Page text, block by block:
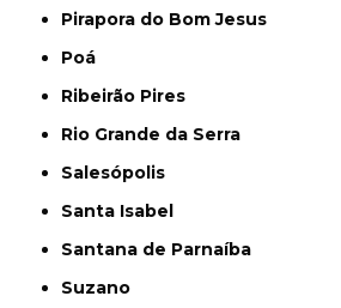
Pirapora do Bom Jesus
Poá
Ribeirão Pires
Rio Grande da Serra
Salesópolis
Santa Isabel
Santana de Parnaíba
Suzano